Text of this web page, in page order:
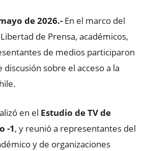
de 2026.- En el marco del
de Prensa, académicos,
de medios participaron
discusión sobre el acceso a la
en el Estudio de TV de
-1, y reunió a representantes del
y de organizaciones